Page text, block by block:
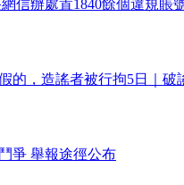
信辦處置1840餘個違規賬
的，造謠者被行拘5日｜破
爭 舉報途徑公布